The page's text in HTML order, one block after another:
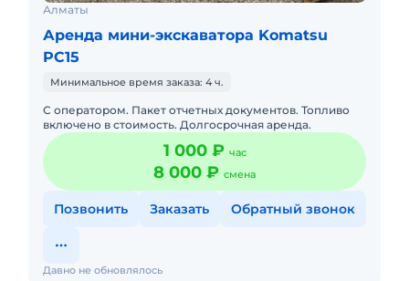
Алматы
Аренда мини-экскаватора Komatsu
PC15
Минимальное время заказа: 4 ч.
С оператором. Пакет отчетных документов. Топливо
включено в стоимость. Долгосрочная аренда.
1 000 ₽ час
8 000 ₽ смена
Позвонить Заказать Обратный звонок
Давно не обновлялось